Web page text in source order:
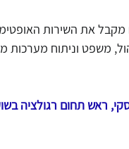
את השירות
משפט וניתוח מערכות
ראש תחום רגולציה